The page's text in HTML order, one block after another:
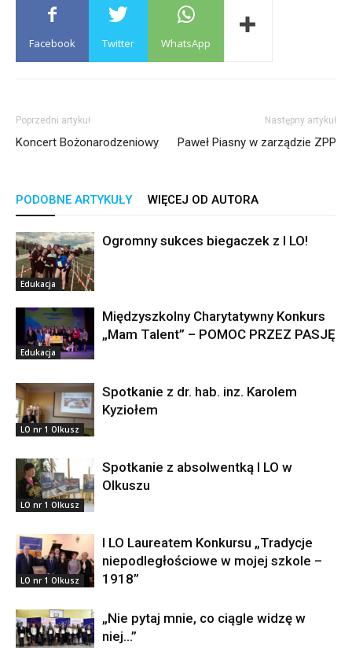
Facebook Twitter WhatsApp
Poprzedni artykuł
Koncert Bożonarodzeniowy
Następny artykuł
Paweł Piasny w zarządzie ZPP
PODOBNE ARTYKUŁY WIĘCEJ OD AUTORA
Edukacja
Ogromny sukces biegaczek z I LO!
Edukacja
Międzyszkolny Charytatywny Konkurs
„Mam Talent” – POMOC PRZEZ PASJĘ
LO nr 1 Olkusz
Spotkanie z dr. hab. inz. Karolem
Kyziołem
LO nr 1 Olkusz
Spotkanie z absolwentką I LO w
Olkuszu
LO nr 1 Olkusz
I LO Laureatem Konkursu „Tradycje
niepodległościowe w mojej szkole –
1918”
„Nie pytaj mnie, co ciągle widzę w
niej…”